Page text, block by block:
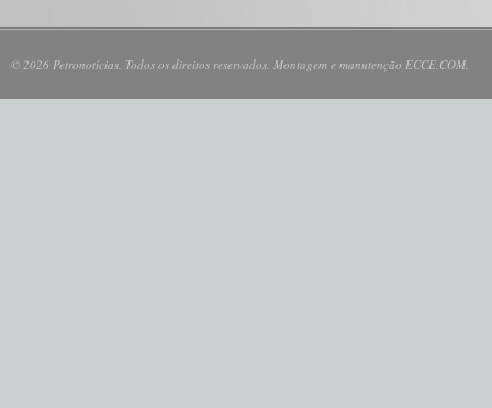
© 2026 Petronotícias. Todos os direitos reservados. Montagem e manutenção ECCE.COM.